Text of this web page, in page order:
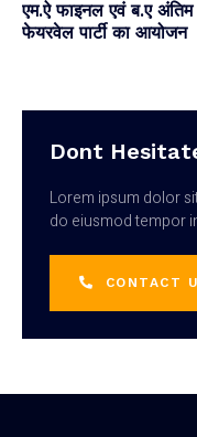
एम.ऐ फाइनल एवं ब.ए अंतिम
फेयरवेल पार्टी का आयोजन
Dont
Lorem ipsum dolor
do eiusmod tempor
CONTACT